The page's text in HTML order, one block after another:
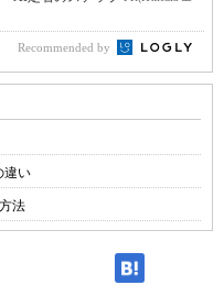
Recommended by
違い
法